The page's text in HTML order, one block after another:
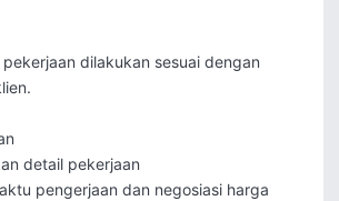
dilakukan sesuai dengan
detail pekerjaan
pengerjaan dan negosiasi harga